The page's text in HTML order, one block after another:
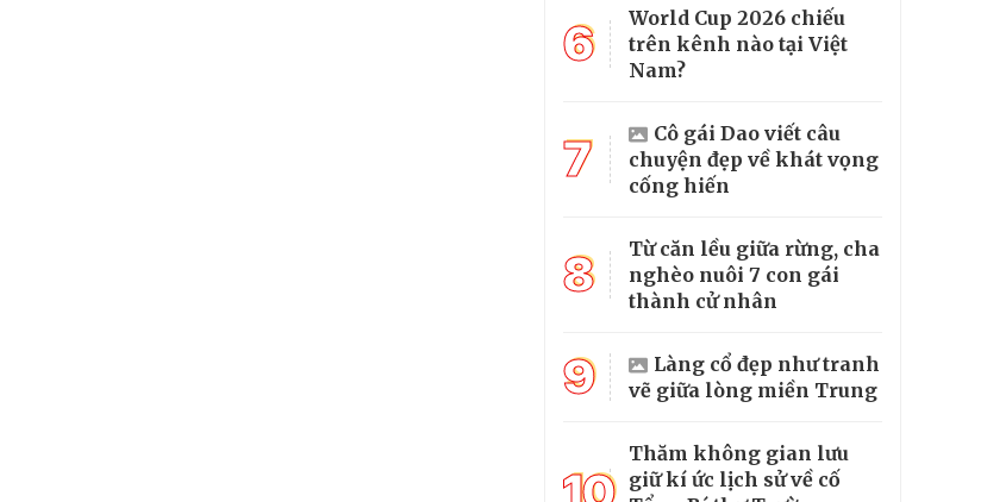
6
World Cup 2026 chiếu
trên kênh nào tại Việt
Nam?
7
Cô gái Dao viết câu
chuyện đẹp về khát vọng
cống hiến
8
Từ căn lều giữa rừng, cha
nghèo nuôi 7 con gái
thành cử nhân
9
Làng cổ đẹp như tranh
vẽ giữa lòng miền Trung
Thăm không gian lưu
giữ kí ức lịch sử về cố